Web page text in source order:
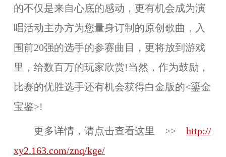
的不仅是来自心底的感动，更有机会成为演
唱活动主办方为您量身订制的原创歌曲，入
围前20强的选手的参赛曲目，更将放到游戏
里，给数百万的玩家欣赏!当然，作为鼓励，
比赛的优胜选手还有机会获得白金版的<鎏金
宝鉴>!
更多详情，请点击查看这里 >> http://
xy2.163.com/znq/kge/